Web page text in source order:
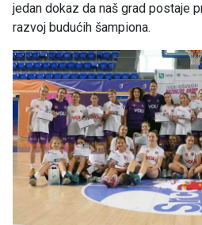
jedan dokaz da naš grad postaje
razvoj budućih šampiona.